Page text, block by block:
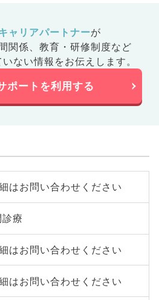
ャリアパートナーが
関係、 教育・研修制度など
ない情報をお伝えします。
ポートを利用する
はお問い合わせください
療
はお問い合わせください
はお問い合わせください